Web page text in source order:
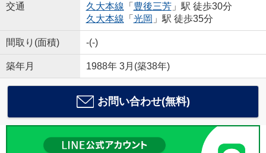
交通
久大本線 「 豊後三芳」駅 徒歩30分
久大本線 「 光岡 」駅 徒歩35分
間取り(面積) -(-)
築年月 1988年 3月(築38年)
お問い合わせ(無料)